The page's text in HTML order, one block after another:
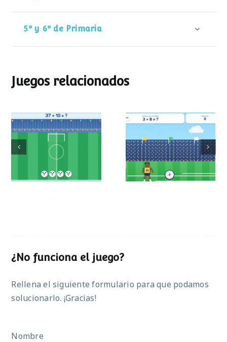
5º y 6º de Primaria
Juegos relacionados
Mundial de
operaciones
Partido de sumas
¿No funciona el juego?
Rellena el siguiente formulario para que podamos
solucionarlo. ¡Gracias!
Nombre